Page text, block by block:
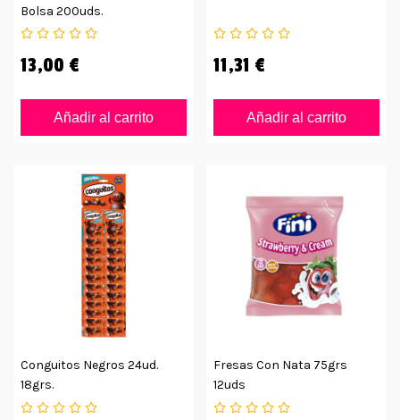
Bolsa 200uds.
13,00 €
Añadir al carrito
11,31 €
Añadir al carrito
Conguitos Negros 24ud.
18grs.
Fresas Con Nata 75grs
12uds